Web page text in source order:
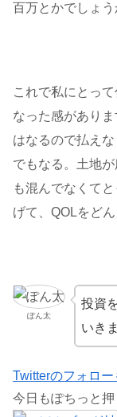
百万とかでしょう
これで私にとっ
なった感があり
はなるので払え
でもなる。土地
も混んでなくて
げて、QOLをど
ぽん太
投資
いき
Twitterのフォロー
今日もぽちっと